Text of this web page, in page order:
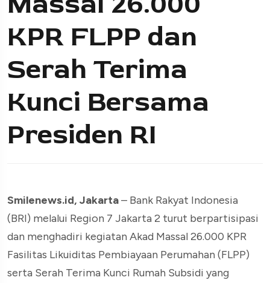
KPR FLPP dan
Serah Terima
Kunci Bersama
Presiden RI
Smilenews.id, Jakarta– Bank Rakyat Indonesia
(BRI) melalui Region 7 Jakarta 2 turut berpartisipasi
dan menghadiri kegiatan Akad Massal 26.000 KPR
Fasilitas Likuiditas Pembiayaan Perumahan (FLPP)
serta Serah Terima Kunci Rumah Subsidi yang